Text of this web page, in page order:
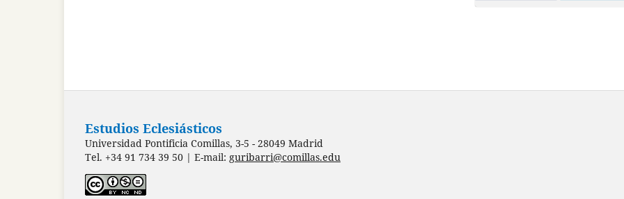
Estudios Eclesiásticos
Universidad Pontificia Comillas, 3-5 - 28049 Madrid
Tel. +34 91 734 39 50 | E-mail: guribarri@comillas.edu